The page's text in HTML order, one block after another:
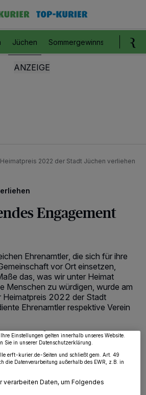
Jüchen Sommergewinnspiel
Heimatpreis 2022​ der Stadt Jüchen verliehen
Engagement
Ehrenamtler, die sich für ihre
vor Ort einsetzen,
das, was wir unter Heimat
Menschen zu würdigen, wurde am
Heimatpreis 2022 der Stadt
Ehrenamtler respektive Verein
2 Minuten Lesezeit
speichern und greifen auf personenbezogene Daten
Kennungen auf Ihrem Gerät zu. Durch Auswahl
Technologien für die unter „Wir und unsere
Ihnen Dienste bereitzustellen“ aufgeführten
sind, sind manche Inhalte und Anzeigen
relevant für Sie. Sie können dieses Menü jederzeit
zu ändern oder Ihre Einwilligung zu
Einstellungen gelten innerhalb unseres Website.
Sie in unserer Datenschutzerklärung.
erft-kurier.de-Seiten und schließt gem. Art. 49
die Datenverarbeitung außerhalb des EWR, z.B. in
verarbeiten Daten, um Folgendes